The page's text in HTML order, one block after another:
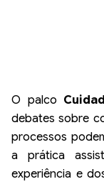
O palco
debates sobre
processos
a prática
experiência e